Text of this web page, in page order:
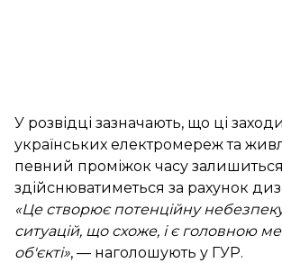
У розвідці зазначають, що ці
українських електромереж та
певний проміжок часу
здійснюватиметься за рахунок
«Це створює потенційну
ситуацій, що схоже, і є головною
об'єкті», — наголошують у ГУР.